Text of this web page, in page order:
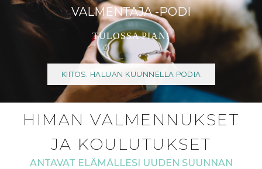
VALMENTAJA -PODI
TULOSSA PIAN!
KIITOS. HALUAN KUUNNELLA PODIA
HIMAN VALMENNUKSET
JA KOULUTUKSET
ANTAVAT ELÄMÄLLESI UUDEN SUUNNAN